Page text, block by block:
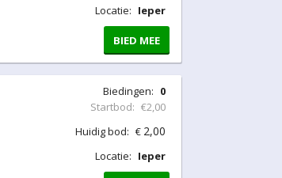
Locatie: Ieper
BIED MEE
Biedingen: 0
Startbod: €2,00
Huidig bod: € 2,00
Locatie: Ieper